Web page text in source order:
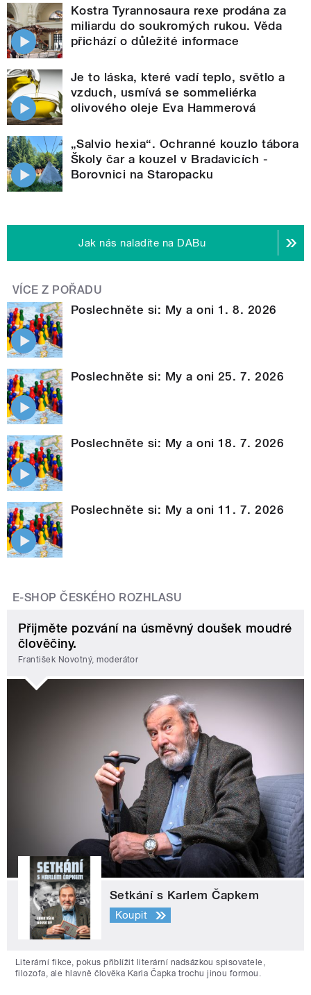
Kostra Tyrannosaura rexe prodána za
miliardu do soukromých rukou. Věda
přichází o důležité informace
Je to láska, které vadí teplo, světlo a
vzduch, usmívá se sommeliérka
olivového oleje Eva Hammerová
„Salvio hexia“. Ochranné kouzlo tábora
Školy čar a kouzel v Bradavicích -
Borovnici na Staropacku
Jak nás naladíte na DABu
VÍCE Z POŘADU
Poslechněte si: My a oni 1. 8. 2026
Poslechněte si: My a oni 25. 7. 2026
Poslechněte si: My a oni 18. 7. 2026
Poslechněte si: My a oni 11. 7. 2026
E-SHOP ČESKÉHO ROZHLASU
Přijměte pozvání na úsměvný doušek moudré
člověčiny.
František Novotný, moderátor
Setkání s Karlem Čapkem
Koupit
Literární fikce, pokus přiblížit literární nadsázkou spisovatele,
filozofa, ale hlavně člověka Karla Čapka trochu jinou formou.